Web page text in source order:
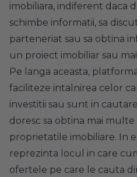
imobiliara, indiferent daca
schimbe informatii, sa
parteneriat sau sa obtina
un proiect imobiliar sau
Pe langa aceasta,
faciliteze intalnirea celor
investitii sau sunt in
doresc sa obtina mai
proprietatile imobiliare. In
reprezinta locul in care
ofertele pe care le cauta